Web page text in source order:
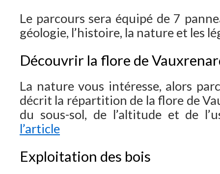
Le parcours sera équipé de 7
géologie, l’histoire, la nature et les
Découvrir la flore de
La nature vous intéresse, alors
décrit la répartition de la flore de
du sous-sol, de l’altitude et de
l’article
Exploitation des bois